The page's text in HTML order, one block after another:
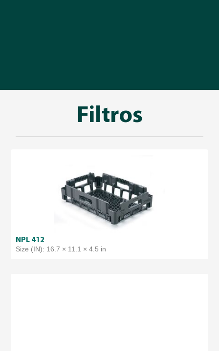
Filtros
NPL 412
Size (IN): 16.7 × 11.1 × 4.5 in